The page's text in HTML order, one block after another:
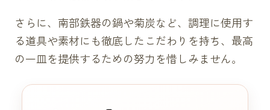
さらに、南部鉄器の鍋や菊炭など、調理に使用す
る道具や素材にも徹底したこだわりを持ち、最高
の一皿を提供するための努力を惜しみません。